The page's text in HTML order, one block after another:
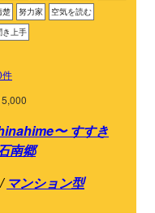
楚
努力家
空気を読む
き上手
件
〜 すすき
南郷
マンション型